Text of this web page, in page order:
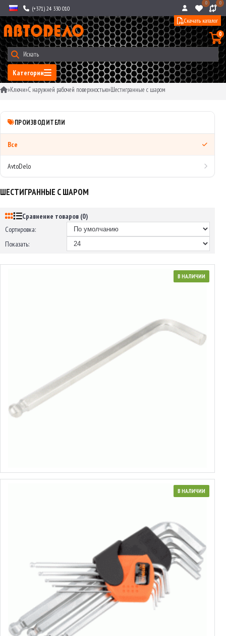
(+371) 24 330 010
0 0
Категории
0
Скачать каталог
»Ключи»С наружней рабочей поверхностью»Шестигранные с шаром
ПРОИЗВОДИТЕЛИ
Все
AvtoDelo
ШЕСТИГРАННЫЕ С ШАРОМ
Сравнение товаров (0)
Сортировка:
Показать:
В НАЛИЧИИ
Ключ торцевой шестигранный L-образный шаровой
В НАЛИЧИИ
Набор ключей шестигранных L-образных удлинённых